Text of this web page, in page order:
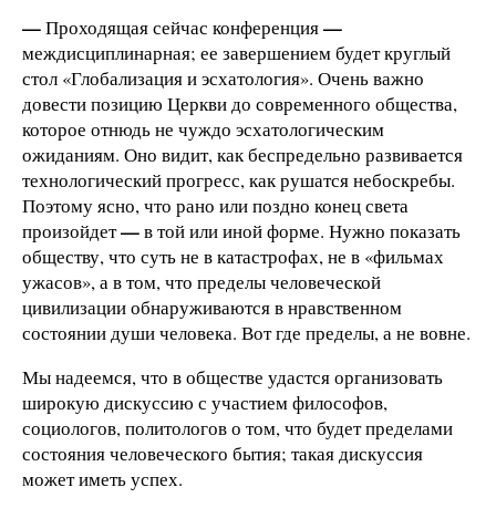
—Проходящая сейчас конференция—
междисциплинарная; ее завершением будет круглый
стол «Глобализация и эсхатология». Очень важно
довести позицию Церкви до современного общества,
которое отнюдь не чуждо эсхатологическим
ожиданиям. Оно видит, как беспредельно развивается
технологический прогресс, как рушатся небоскребы.
Поэтому ясно, что рано или поздно конец света
произойдет—в той или иной форме. Нужно показать
обществу, что суть не в катастрофах, не в «фильмах
ужасов», а в том, что пределы человеческой
цивилизации обнаруживаются в нравственном
состоянии души человека. Вот где пределы, а не вовне.
Мы надеемся, что в обществе удастся организовать
широкую дискуссию с участием философов,
социологов, политологов о том, что будет пределами
состояния человеческого бытия; такая дискуссия
может иметь успех.